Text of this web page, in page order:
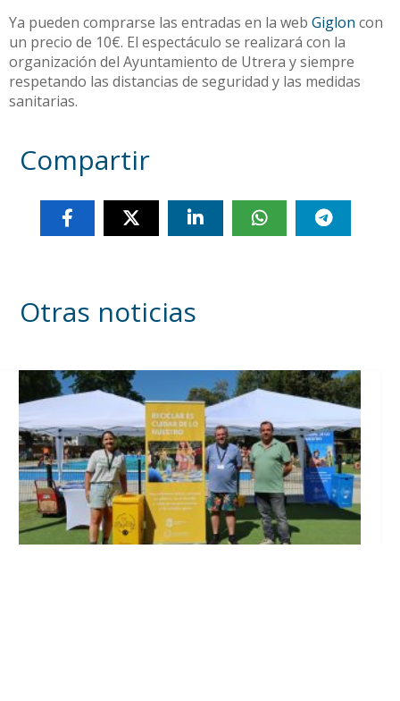
Ya pueden comprarse las entradas en la web Giglon con
un precio de 10€. El espectáculo se realizará con la
organización del Ayuntamiento de Utrera y siempre
respetando las distancias de seguridad y las medidas
sanitarias.
Compartir
Otras noticias